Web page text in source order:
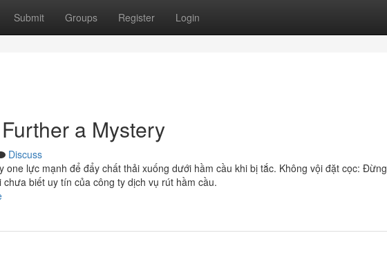
Submit Groups Register Login
a Mystery
Discuss
one lực mạnh để đẩy chất thải xuống dưới hầm cầu khi bị tắc. Không vội đặt cọc: Đừng
biết uy tín của công ty dịch vụ rút hầm cầu.